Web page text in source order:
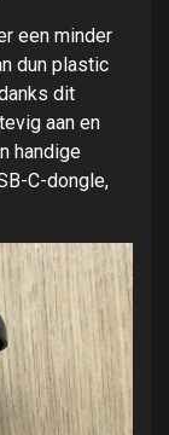
een minder
dun plastic
dit
aan en
handige
C-dongle,